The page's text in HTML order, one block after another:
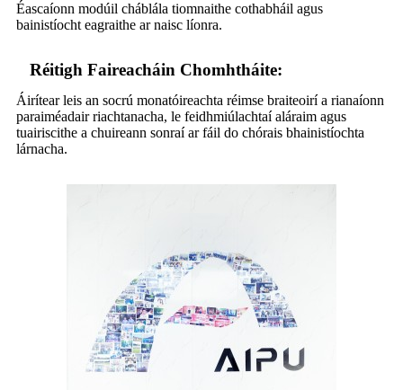
Éascaíonn modúil cháblála tiomnaithe cothabháil agus
bainistíocht eagraithe ar naisc líonra.
Réitigh Faireacháin Chomhtháite:
Áirítear leis an socrú monatóireachta réimse braiteoirí a rianaíonn
paraiméadair riachtanacha, le feidhmiúlachtaí aláraim agus
tuairiscithe a chuireann sonraí ar fáil do chórais bhainistíochta
lárnacha.